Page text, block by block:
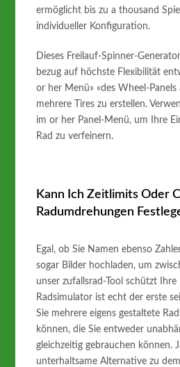
ermöglicht bis zu a thousand
individueller Konfiguration.
Dieses Freilauf-Spinner-
bezug auf höchste Flexibilität
or her Menü» «des Wheel-Panels
mehrere Tires zu erstellen.
im or her Panel-Menü, um Ihre
Rad zu verfeinern.
Kann Ich Zeitlimits Oder
Radumdrehungen
Egal, ob Sie Namen ebenso
sogar Bilder hochladen, um
unser zufallsrad-Tool schützt
Radsimulator ist echt der erste
Sie mehrere eigens gestaltete
können, die Sie entweder
gleichzeitig gebrauchen können.
unterhaltsame Alternative zu